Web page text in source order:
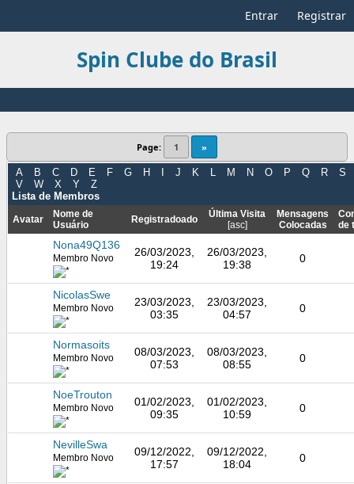
Entrar Registrar
Spin Clube do Brasil
Page: 1 »
A B C D E F G H J K M N O P Q R
S
V
W X Y
Z
Lista de Membros
Avatar
Nome de
Usuário
Registradoado
Última Visita
[asc]
Mensagens
Colocadas
de
Nona49Q136
Membro Novo
26/03/2023,
19:24
26/03/2023,
19:38
0
NicolasSwe
Membro Novo
23/03/2023,
03:35
23/03/2023,
04:57
0
Normasoits
Membro Novo
08/03/2023,
07:53
08/03/2023,
08:55
0
NoeTrouton
Membro Novo
01/02/2023,
09:35
01/02/2023,
10:59
0
NevilleSwa
Membro Novo
09/12/2022,
17:57
09/12/2022,
18:04
0